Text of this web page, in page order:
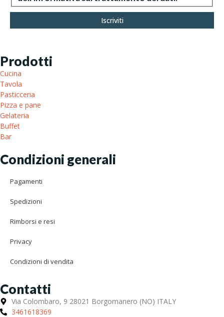
Prodotti
Cucina
Tavola
Pasticceria
Pizza e pane
Gelateria
Buffet
Bar
Condizioni generali
Pagamenti
Spedizioni
Rimborsi e resi
Privacy
Condizioni di vendita
Contatti
Via Colombaro, 9 28021 Borgomanero (NO) ITALY
3461618369